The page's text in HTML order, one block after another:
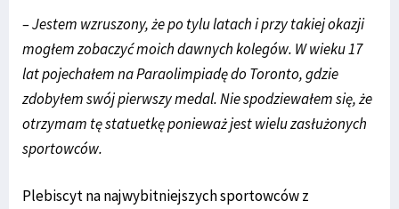
– Jestem wzruszony, że po tylu latach i przy takiej okazji
mogłem zobaczyć moich dawnych kolegów. W wieku 17
lat pojechałem na Paraolimpiadę do Toronto, gdzie
zdobyłem swój pierwszy medal. Nie spodziewałem się, że
otrzymam tę statuetkę ponieważ jest wielu zasłużonych
sportowców.
Plebiscyt na najwybitniejszych sportowców z